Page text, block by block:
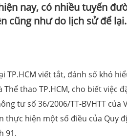
nay, có nhiều tuyến
cũng như do lịch sử để lại.
TP.HCM viết tắt, đánh số khó
thao TP.HCM, cho biết việc
tư số 36/2006/TT-BVHTT của
thực hiện một số điều của Quy
91.